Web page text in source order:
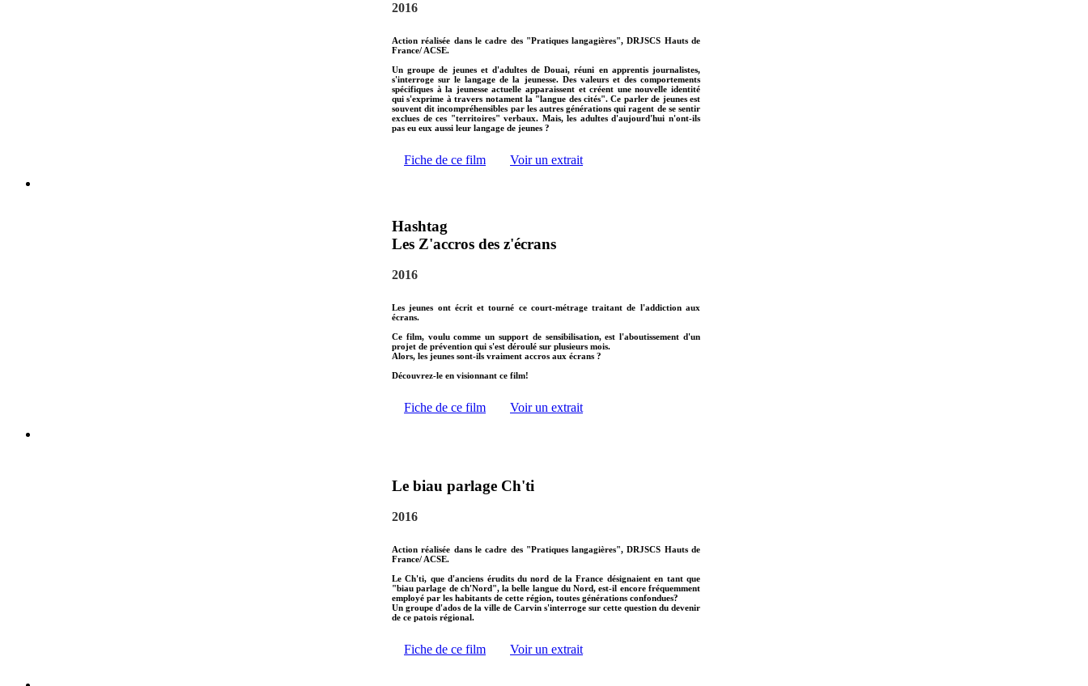
2016
Action réalisée dans le cadre des "Pratiques langagières", DRJSCS Hauts de
France/ ACSE.
Un groupe de jeunes et d'adultes de Douai, réuni en apprentis journalistes,
s'interroge sur le langage de la jeunesse. Des valeurs et des comportements
spécifiques à la jeunesse actuelle apparaissent et créent une nouvelle identité
qui s'exprime à travers notament la "langue des cités". Ce parler de jeunes est
souvent dit incompréhensibles par les autres générations qui ragent de se sentir
exclues de ces "territoires" verbaux. Mais, les adultes d'aujourd'hui n'ont-ils
pas eu eux aussi leur langage de jeunes ?
Fiche de ce film Voir un extrait
Hashtag
Les Z'accros des z'écrans
2016
Les jeunes ont écrit et tourné ce court-métrage traitant de l'addiction aux
écrans.
Ce film, voulu comme un support de sensibilisation, est l'aboutissement d'un
projet de prévention qui s'est déroulé sur plusieurs mois.
Alors, les jeunes sont-ils vraiment accros aux écrans ?
Découvrez-le en visionnant ce film!
Fiche de ce film Voir un extrait
Le biau parlage Ch'ti
2016
Action réalisée dans le cadre des "Pratiques langagières", DRJSCS Hauts de
France/ ACSE.
Le Ch'ti, que d'anciens érudits du nord de la France désignaient en tant que
"biau parlage de ch'Nord", la belle langue du Nord, est-il encore fréquemment
employé par les habitants de cette région, toutes générations confondues?
Un groupe d'ados de la ville de Carvin s'interroge sur cette question du devenir
de ce patois régional.
Fiche de ce film Voir un extrait